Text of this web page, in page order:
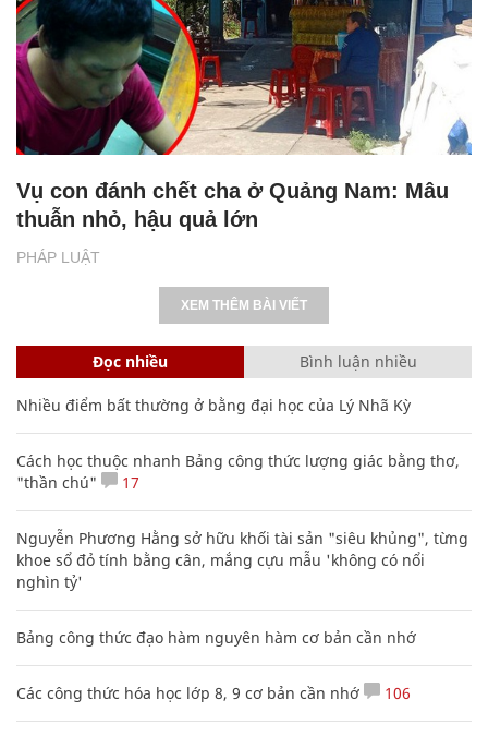
PHÁP LUẬT
Vụ con đánh chết cha ở Quảng Nam: Mâu
thuẫn nhỏ, hậu quả lớn
XEM THÊM BÀI VIẾT
Đọc nhiều Bình luận nhiều
Nhiều điểm bất thường ở bằng đại học của Lý Nhã Kỳ
Cách học thuộc nhanh Bảng công thức lượng giác bằng thơ,
"thần chú"
17
Nguyễn Phương Hằng sở hữu khối tài sản "siêu khủng", từng
khoe sổ đỏ tính bằng cân, mắng cựu mẫu 'không có nổi
nghìn tỷ'
Bảng công thức đạo hàm nguyên hàm cơ bản cần nhớ
Các công thức hóa học lớp 8, 9 cơ bản cần nhớ 106